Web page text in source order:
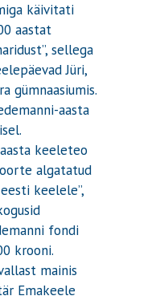
käivitati
aastat
sellega
Jüri,
gümnaasiumis.
aasta
keeleteo
algatatud
keelele”,
fondi
krooni.
mainis
Emakeele